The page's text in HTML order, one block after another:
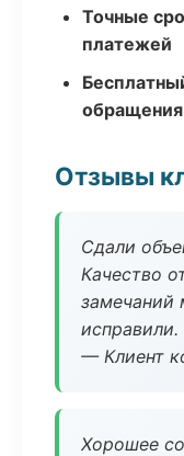
Точные
платежей
обращения
Отзывы
Сдали
Качество
замечаний
исправили.
— Клиент
Хорошее